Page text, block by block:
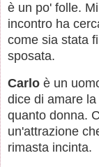
è un po' folle.
incontro ha
come sia stata
sposata.
Carlo è un
dice di amare
quanto donna.
un'attrazione
rimasta incinta.